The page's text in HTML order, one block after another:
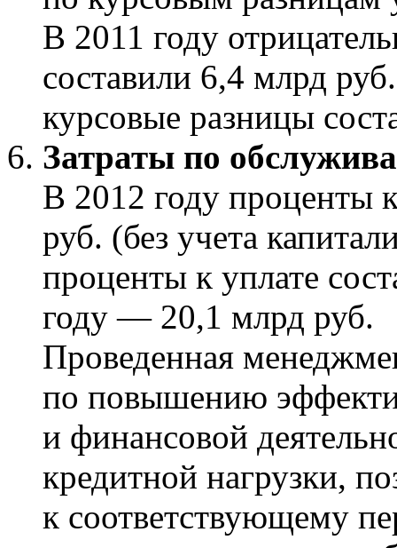
В 2011 году
составили 6,4 млрд
курсовые разницы
Затраты по
В 2012 году проценты
руб. (без учета
проценты к уплате
году — 20,1 млрд руб.
Проведенная
по повышению
и финансовой
кредитной нагрузки,
к соответствующему